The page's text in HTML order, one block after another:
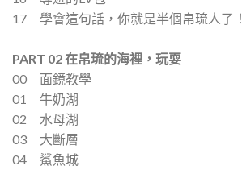
17 學會這句話，你就是半個帛琉人了！
PART 02在帛琉的海裡，玩耍
00 面鏡教學
01 牛奶湖
02 水母湖
03 大斷層
04 鯊魚城